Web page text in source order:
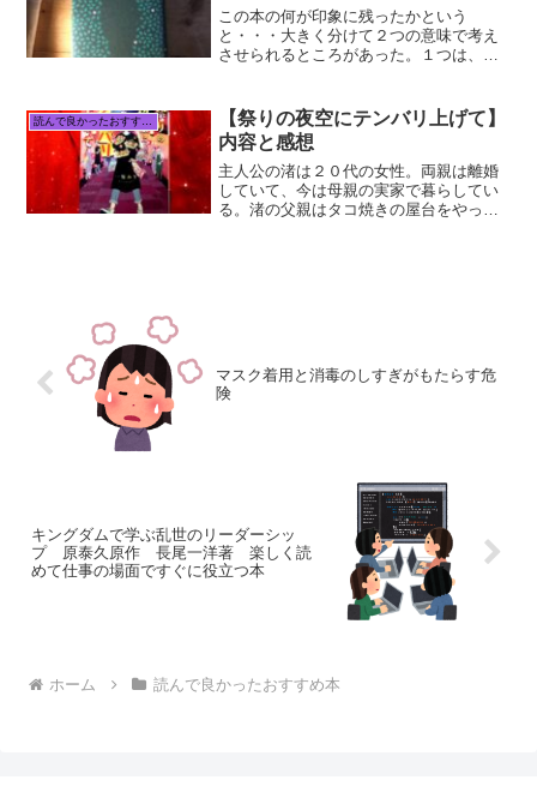
この本の何が印象に残ったかという
と・・・大きく分けて２つの意味で考え
させられるところがあった。１つは、誰
なのか？現実というものが何か実体のな
い物にも思えてきた。現実と思...
【祭りの夜空にテンバリ上げて】
内容と感想
主人公の渚は２０代の女性。両親は離婚
していて、今は母親の実家で暮らしてい
る。渚の父親はタコ焼きの屋台をやって
マスク着用と消毒のしすぎがもたらす危
険
キングダムで学ぶ乱世のリーダーシッ
プ 原泰久原作 長尾一洋著 楽しく読
めて仕事の場面ですぐに役立つ本
ホーム 読んで良かったおすすめ本